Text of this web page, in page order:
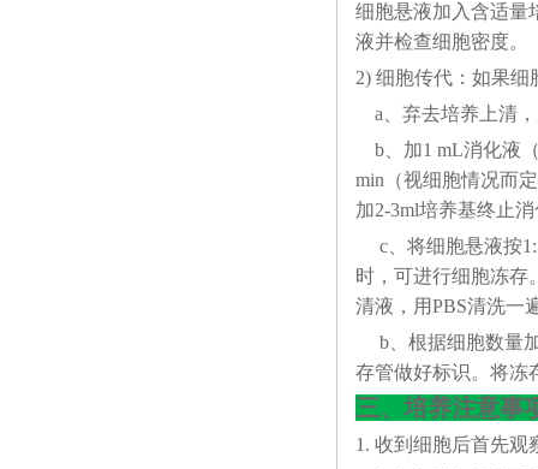
细胞悬液加入含适量
液并检查细胞密度。
2) 细胞传代：如果细
a、弃去培养上清
b、加1 mL消化液
min（视细胞情况而
加2-3ml培养基终止
c、将细胞悬液按
时，可进行细胞冻存
清液，用PBS清洗一
b、根据细胞数量加
存管做好标识。将冻
三、培养注意事
1. 收到细胞后首先